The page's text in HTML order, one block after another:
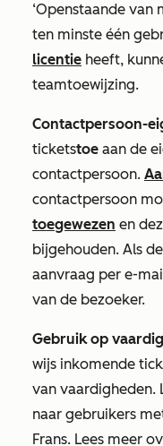
‘Openstaande van
ten minste één
licentie heeft,
teamtoewijzing.
Contactpersoon-
ticketstoe aan de
contactpersoon.
contactpersoon
toegewezen en
bijgehouden. Als
aanvraag per e-
van de bezoeker.
Gebruik op
wijs inkomende
van
naar gebruikers
Frans. Lees meer